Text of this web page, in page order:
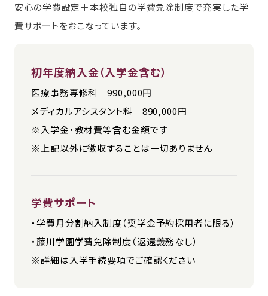
安心の学費設定＋本校独自の学費免除制度で充実した学
費サポートをおこなっています。
初年度納入金（入学金含む）
医療事務専修科 990,000円
メディカルアシスタント科 890,000円
※入学金・教材費等含む金額です
※上記以外に徴収することは一切ありません
学費サポート
・学費月分割納入制度（奨学金予約採用者に限る）
・藤川学園学費免除制度（返還義務なし）
※詳細は入学手続要項でご確認ください